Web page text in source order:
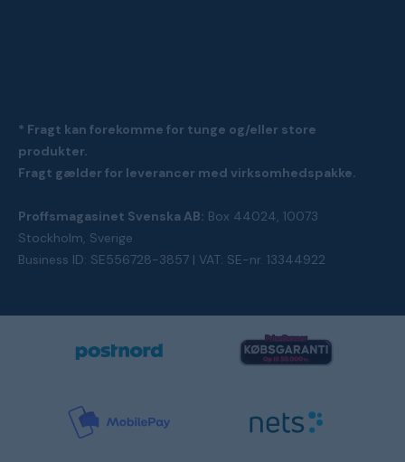
* Fragt kan forekomme for tunge og/eller store
produkter.
Fragt gælder for leverancer med virksomhedspakke.
Proffsmagasinet Svenska AB: Box 44024, 10073
Stockholm, Sverige
Business ID: SE556728-3857 | VAT: SE-nr. 13344922